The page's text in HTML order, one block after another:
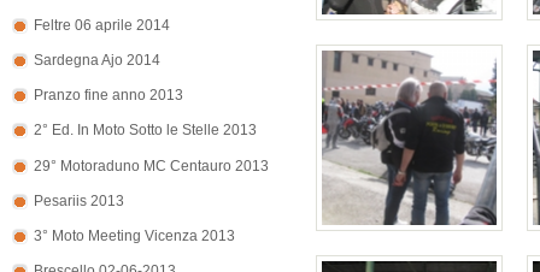
Feltre 06 aprile 2014
Sardegna Ajo 2014
Pranzo fine anno 2013
2° Ed. In Moto Sotto le Stelle 2013
29° Motoraduno MC Centauro 2013
Pesariis 2013
3° Moto Meeting Vicenza 2013